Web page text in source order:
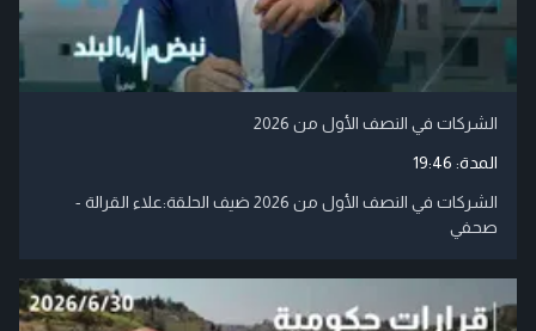
الشركات في النصف الأول من 2026
المدة: 19:46
الشركات في النصف الأول من 2026 ضيف الحلقة:علاء القرالة -
صحفي